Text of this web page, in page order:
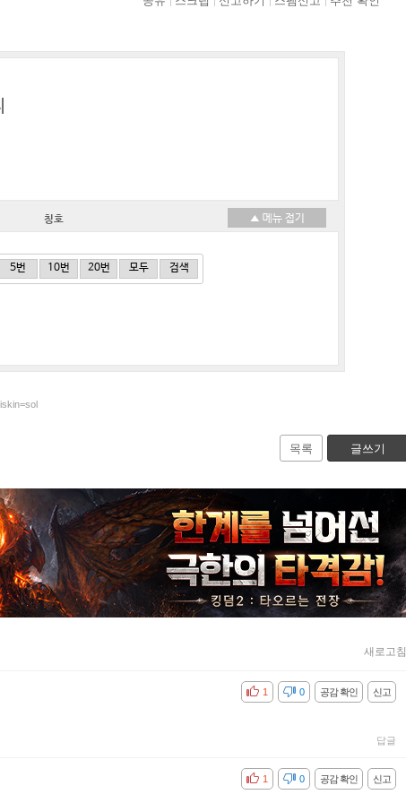
칭호
5번 10번 20번 모두 검색
목록 글쓰기
새로고침
신고
공감 확인
비공감 0
1
답글
신고
공감 확인
비공감 0
1